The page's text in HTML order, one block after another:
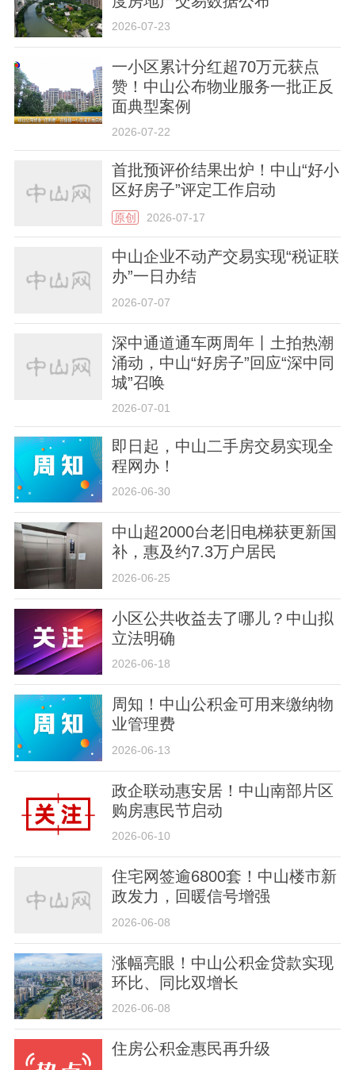
2026-07-23
一小区累计分红超70万元获点
赞！中山公布物业服务一批正反
面典型案例
2026-07-22
首批预评价结果出炉！中山“好小
区好房子”评定工作启动
原创 2026-07-17
中山企业不动产交易实现“税证联
办”一日办结
2026-07-07
深中通道通车两周年丨土拍热潮
涌动，中山“好房子”回应“深中同
城”召唤
2026-07-01
即日起，中山二手房交易实现全
程网办！
2026-06-30
中山超2000台老旧电梯获更新国
补，惠及约7.3万户居民
2026-06-25
小区公共收益去了哪儿？中山拟
立法明确
2026-06-18
周知！中山公积金可用来缴纳物
业管理费
2026-06-13
政企联动惠安居！中山南部片区
购房惠民节启动
2026-06-10
住宅网签逾6800套！中山楼市新
政发力，回暖信号增强
2026-06-08
涨幅亮眼！中山公积金贷款实现
环比、同比双增长
2026-06-08
住房公积金惠民再升级